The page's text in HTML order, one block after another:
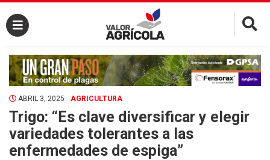
×
ABRIL 3, 2025 AGRICULTURA
Trigo: “Es clave diversificar y elegir
variedades tolerantes a las
enfermedades de espiga”